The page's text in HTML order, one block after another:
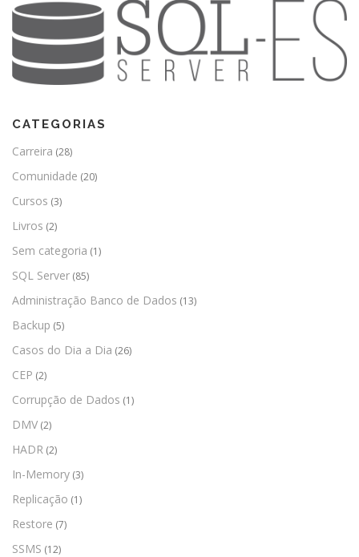
CATEGORIAS
Carreira (28)
Comunidade (20)
Cursos (3)
Livros (2)
Sem categoria (1)
SQL Server (85)
Administração Banco de Dados (13)
Backup (5)
Casos do Dia a Dia (26)
CEP (2)
Corrupção de Dados (1)
DMV (2)
HADR (2)
In-Memory (3)
Replicação (1)
Restore (7)
SSMS (12)